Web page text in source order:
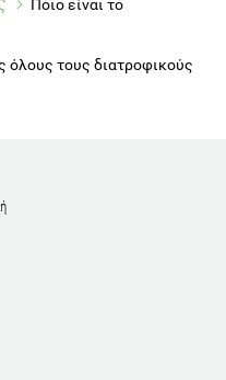
Ποιο είναι το
όλους τους διατροφικούς